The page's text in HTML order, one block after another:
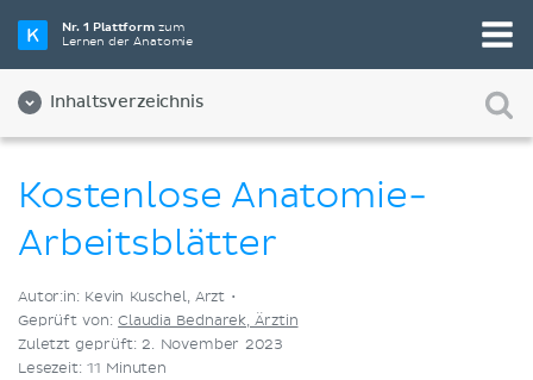
Nr. 1 Plattformzum
Lernen der Anatomie
Inhaltsverzeichnis
Wähle die beste Lernmethode für dich
Videos
Kostenlose Anatomie-
Arbeitsblätter
Autor:in: Kevin Kuschel, Arzt •
Geprüft von:Claudia Bednarek, Ärztin
Zuletzt geprüft: 2. November 2023
Lesezeit: 11 Minuten